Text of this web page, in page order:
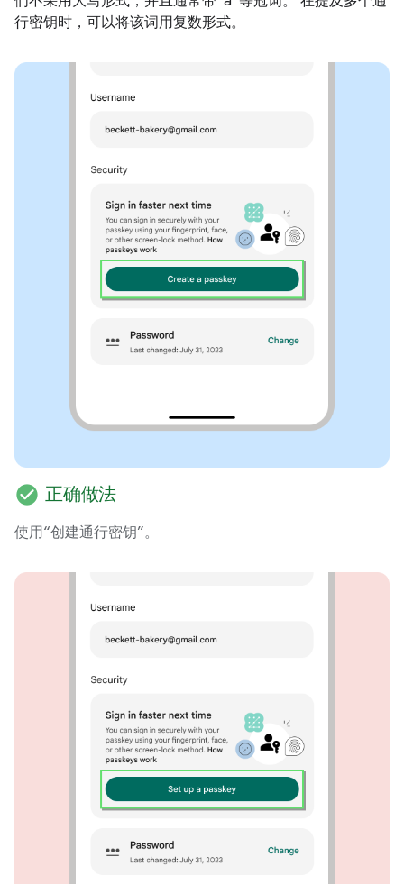
行密钥时，可以将该词用复数形式。
check_circle 正确做法
使用“创建通行密钥”。